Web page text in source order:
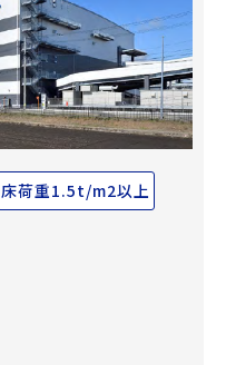
床荷重1.5t/m2以上